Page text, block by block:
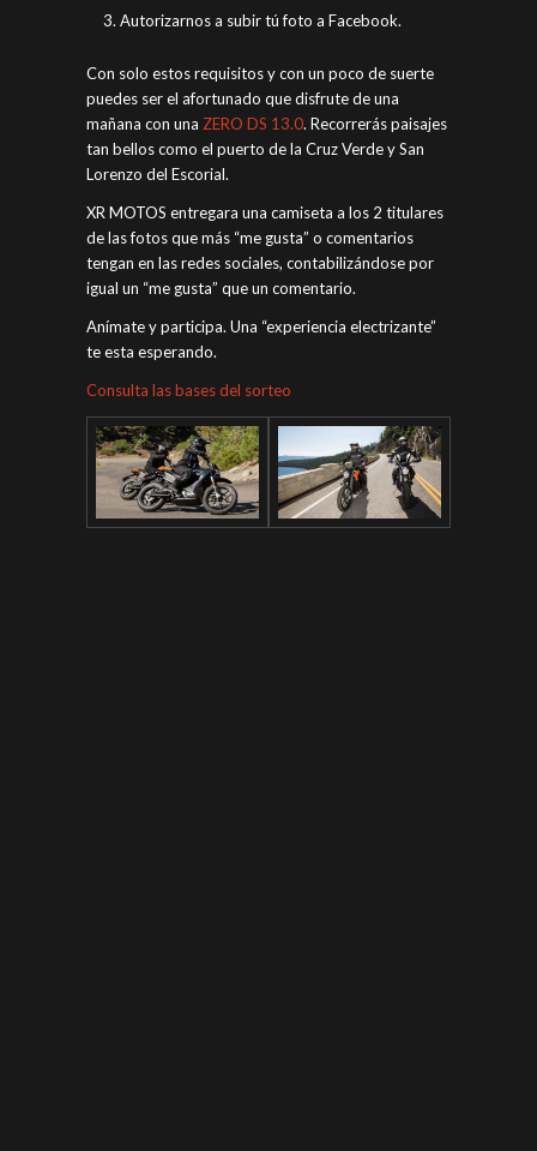
Autorizarnos a subir tú foto a Facebook.
Con solo estos requisitos y con un poco de suerte
puedes ser el afortunado que disfrute de una
mañana con una ZERO DS 13.0. Recorrerás paisajes
tan bellos como el puerto de la Cruz Verde y San
Lorenzo del Escorial.
XR MOTOS entregara una camiseta a los 2 titulares
de las fotos que más “me gusta” o comentarios
tengan en las redes sociales, contabilizándose por
igual un “me gusta” que un comentario.
Anímate y participa. Una “experiencia electrizante”
te esta esperando.
Consulta las bases del sorteo